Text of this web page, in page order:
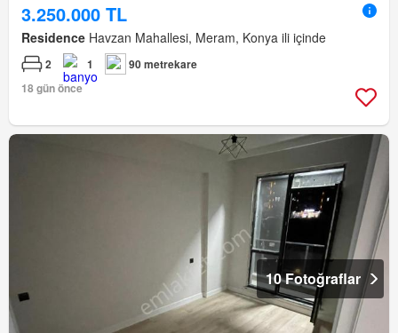
3.250.000 TL
Residence Havzan Mahallesi, Meram, Konya ili içinde
2 1
90 metrekare
18 gün önce
10 Fotoğraflar